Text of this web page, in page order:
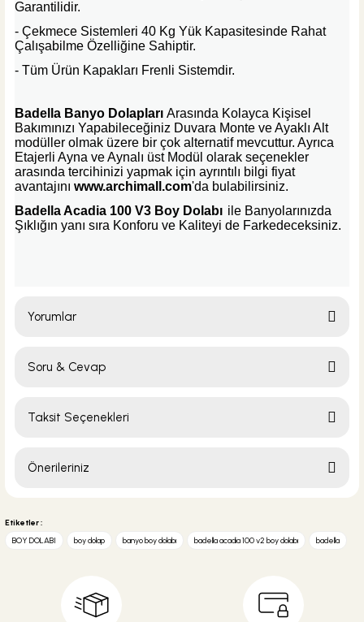
Garantilidir.
- Çekmece Sistemleri 40 Kg Yük Kapasitesinde Rahat
Çalışabilme Özelliğine Sahiptir.
- Tüm Ürün Kapakları Frenli Sistemdir.
Badella Banyo Dolapları Arasında Kolayca Kişisel
Bakımınızı Yapabileceğiniz Duvara Monte ve Ayaklı Alt
modüller olmak üzere bir çok alternatif mevcuttur. Ayrıca
Etajerli Ayna ve Aynalı üst Modül olarak seçenekler
arasında tercihinizi yapmak için ayrıntılı bilgi fiyat
avantajını www.archimall.com'da bulabilirsiniz.
Badella Acadia 100 V3 Boy Dolabı ile Banyolarınızda
Şıklığın yanı sıra Konforu ve Kaliteyi de Farkedeceksiniz.
Yorumlar
Soru & Cevap
Taksit Seçenekleri
Önerileriniz
yetersiz gördüğünüz noktaları öneri formunu kullanarak tarafımıza
Görüş ve önerileriniz için teşekkür ederiz.
Ürün resmi kalitesiz, bozuk veya görüntülenemiyor.
Ürün açıklamasında eksik bilgiler bulunuyor.
Etiketler :
BOY DOLABI
boy dolap banyo boy dolabı badella acadia 100 v2 boy dolabı badella